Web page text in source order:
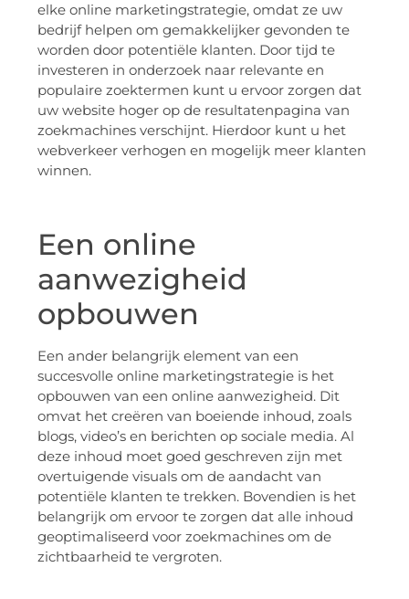
elke online marketingstrategie, omdat ze uw
bedrijf helpen om gemakkelijker gevonden te
worden door potentiële klanten. Door tijd te
investeren in onderzoek naar relevante en
populaire zoektermen kunt u ervoor zorgen dat
uw website hoger op de resultatenpagina van
zoekmachines verschijnt. Hierdoor kunt u het
webverkeer verhogen en mogelijk meer klanten
winnen.
Een online
aanwezigheid
opbouwen
Een ander belangrijk element van een
succesvolle online marketingstrategie is het
opbouwen van een online aanwezigheid. Dit
omvat het creëren van boeiende inhoud, zoals
blogs, video’s en berichten op sociale media. Al
deze inhoud moet goed geschreven zijn met
overtuigende visuals om de aandacht van
potentiële klanten te trekken. Bovendien is het
belangrijk om ervoor te zorgen dat alle inhoud
geoptimaliseerd voor zoekmachines om de
zichtbaarheid te vergroten.